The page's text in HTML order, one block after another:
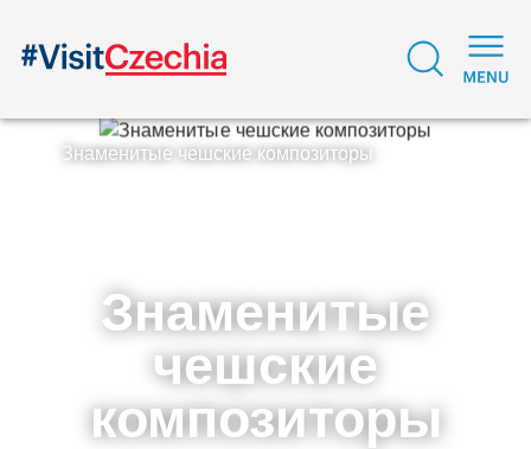
Знаменитые чешские композиторы
Знаменитые
чешские
композиторы